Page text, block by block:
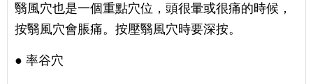
翳風穴也是一個重點穴位，頭很暈或很痛的時候，
按翳風穴會脹痛。按壓翳風穴時要深按。
● 率谷穴